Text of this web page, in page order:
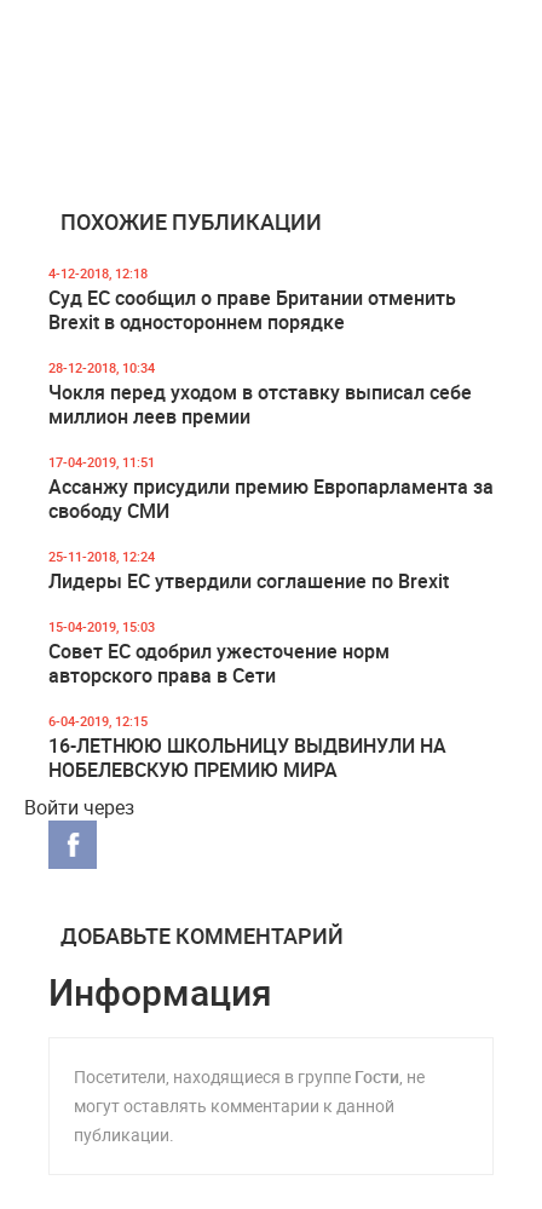
ПОХОЖИЕ ПУБЛИКАЦИИ
4-12-2018, 12:18
Суд ЕС сообщил о праве Британии отменить
Brexit в одностороннем порядке
28-12-2018, 10:34
Чокля перед уходом в отставку выписал себе
миллион леев премии
17-04-2019, 11:51
Ассанжу присудили премию Европарламента за
свободу СМИ
25-11-2018, 12:24
Лидеры ЕС утвердили соглашение по Brexit
15-04-2019, 15:03
Совет ЕС одобрил ужесточение норм
авторского права в Сети
6-04-2019, 12:15
16-ЛЕТНЮЮ ШКОЛЬНИЦУ ВЫДВИНУЛИ НА
НОБЕЛЕВСКУЮ ПРЕМИЮ МИРА
Войти через
ДОБАВЬТЕ КОММЕНТАРИЙ
Информация
Посетители, находящиеся в группе Гости, не
могут оставлять комментарии к данной
публикации.